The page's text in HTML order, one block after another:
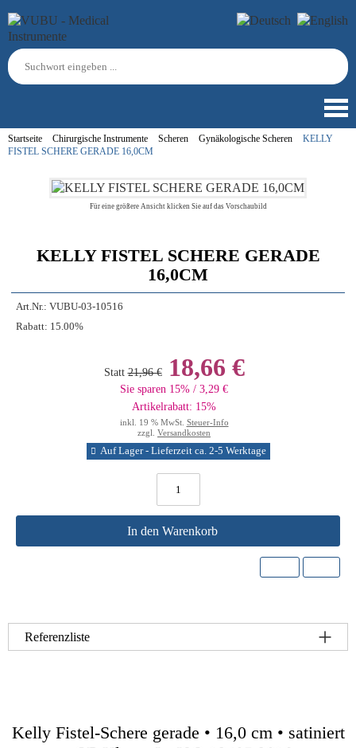
Startseite Chirurgische Instrumente Scheren Gynäkologische Scheren
KELLY
FISTEL SCHERE GERADE 16,0CM
Für eine größere Ansicht klicken Sie auf das Vorschaubild
KELLY FISTEL SCHERE GERADE
16,0CM
Art.Nr.: VUBU-03-10516
Rabatt: 15.00%
Statt 21,96 €18,66 €
Sie sparen 15% / 3,29 €
Artikelrabatt: 15%
inkl. 19 % MwSt. Steuer-Info
zzgl. Versandkosten
Auf Lager - Lieferzeit ca. 2-5 Werktage
In den Warenkorb
Referenzliste
Kelly Fistel-Schere gerade • 16,0 cm • satiniert